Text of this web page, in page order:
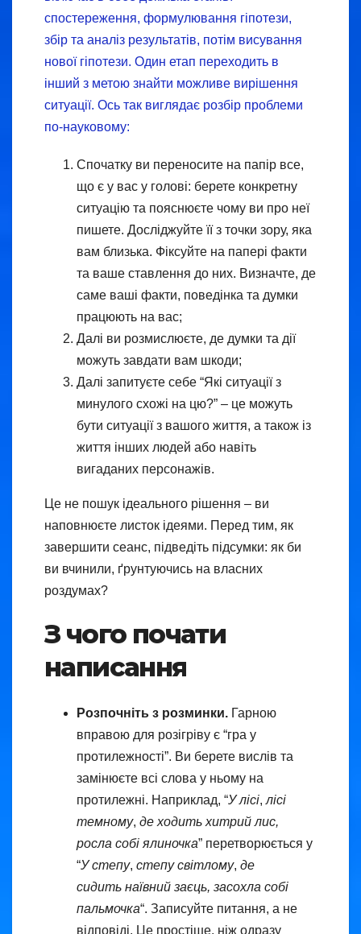
спостереження, формулювання гіпотези,
збір та аналіз результатів, потім висування
нової гіпотези. Один етап переходить в
інший з метою знайти можливе вирішення
ситуації. Ось так виглядає розбір проблеми
по-науковому:
Спочатку ви переносите на папір все,
що є у вас у голові: берете конкретну
ситуацію та пояснюєте чому ви про неї
пишете. Досліджуйте її з точки зору, яка
вам близька. Фіксуйте на папері факти
та ваше ставлення до них. Визначте, де
саме ваші факти, поведінка та думки
працюють на вас;
Далі ви розмислюєте, де думки та дії
можуть завдати вам шкоди;
Далі запитуєте себе “Які ситуації з
минулого схожі на цю?” – це можуть
бути ситуації з вашого життя, а також із
життя інших людей або навіть
вигаданих персонажів.
Це не пошук ідеального рішення – ви
наповнюєте листок ідеями. Перед тим, як
завершити сеанс, підведіть підсумки: як би
ви вчинили, ґрунтуючись на власних
роздумах?
З чого почати
написання
Розпочніть з розминки. Гарною
вправою для розігріву є “гра у
протилежності”. Ви берете вислів та
замінюєте всі слова у ньому на
протилежні. Наприклад, “У лісі, лісі
темному, де ходить хитрий лис,
росла собі ялиночка” перетворюється у
“У степу, степу світлому, де
сидить наївний заєць, засохла собі
пальмочка“. Записуйте питання, а не
відповіді. Це простіше, ніж одразу